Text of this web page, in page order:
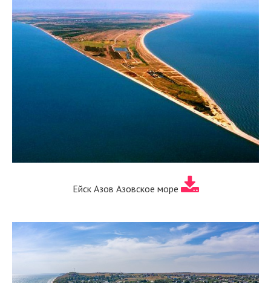
Ейск Азов Азовское море